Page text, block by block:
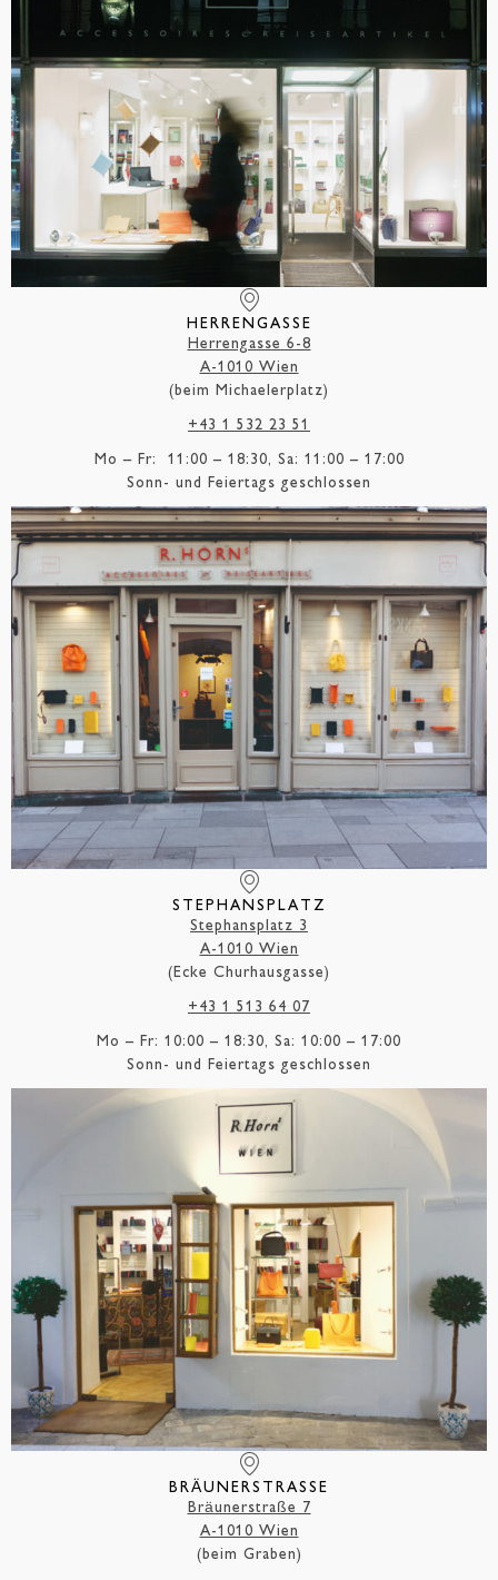
HERRENGASSE
Herrengasse 6-8
A-1010 Wien
(beim Michaelerplatz)
+43 1 532 23 51
Mo – Fr: 11:00 – 18:30, Sa: 11:00 – 17:00
Sonn- und Feiertags geschlossen
STEPHANSPLATZ
Stephansplatz 3
A-1010 Wien
(Ecke Churhausgasse)
+43 1 513 64 07
Mo – Fr: 10:00 – 18:30, Sa: 10:00 – 17:00
Sonn- und Feiertags geschlossen
BRÄUNERSTRASSE
Bräunerstraße 7
A-1010 Wien
(beim Graben)